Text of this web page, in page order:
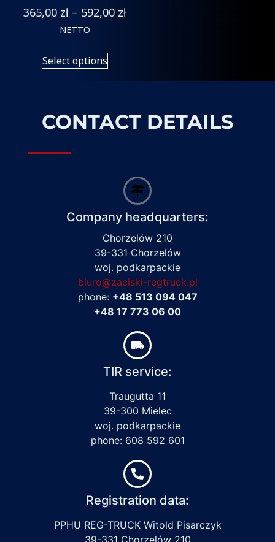
365,00 zł – 592,00 zł
NETTO
Select options
CONTACT DETAILS
Company headquarters:
Chorzelów 210
39-331 Chorzelów
woj. podkarpackie
biuro@zaciski-regtruck.pl
phone: +48 513 094 047
+48 17 773 06 00
TIR service:
Traugutta 11
39-300 Mielec
woj. podkarpackie
phone: 608 592 601
Registration data:
PPHU REG-TRUCK Witold Pisarczyk
39-331 Chorzelów 210